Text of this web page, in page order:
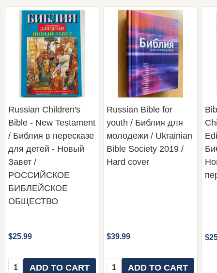
Russian Children's
Bible - New Testament
/ Библия в пересказе
для детей - Новый
Завет /
РОССИЙСКОЕ
БИБЛЕЙСКОЕ
ОБЩЕСТВО
$25.99
Quantity:ADD TO CART
Russian Bible for
youth / Библия для
молодежи / Ukrainian
Bible Society 2019 /
Hard cover
$39.99
Quantity:ADD TO CART